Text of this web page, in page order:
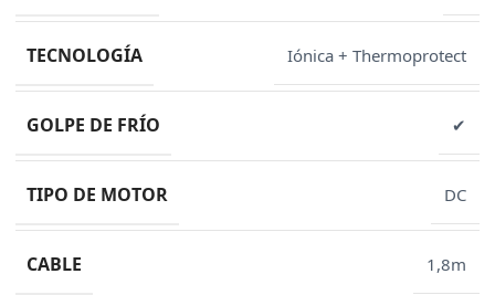
TECNOLOGÍA Iónica + Thermoprotect
GOLPE DE FRÍO ✔
TIPO DE MOTOR DC
CABLE 1,8m